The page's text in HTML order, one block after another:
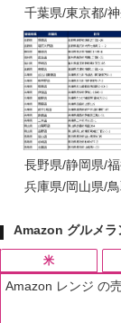
千葉県/東京都/
長野県/静岡県/
兵庫県/岡山県/
Amazon グルメラ
米
Amazon レンジ の